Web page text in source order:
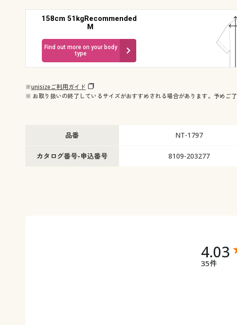
158cm 51kgRecommended
M
Find out more on your body
type
※unisizeご利用ガイド
※ お取り扱いの終了しているサイズがおすすめされる場合があります。予めご了
品番 NT-1797
カタログ番号-申込番号 8109-203277
4.03
35件